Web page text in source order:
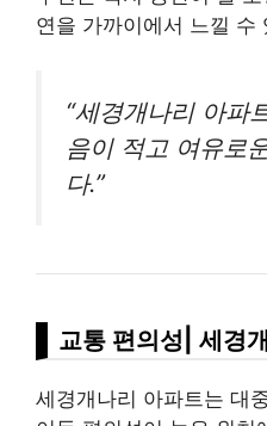
연을 가까이에서 느낄 수
“세경개나리 아파
음이 적고 여유로
다.”
교통 편의성| 세경
세경개나리 아파트는 대